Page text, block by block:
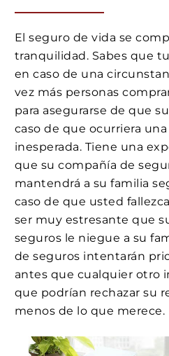
El seguro de vida se
tranquilidad. Sabes que
en caso de una
vez más personas
para asegurarse de que
caso de que ocurriera
inesperada. Tiene una
que su compañía de
mantendrá a su familia
caso de que usted
ser muy estresante que
seguros le niegue a su
de seguros intentarán
antes que cualquier otro
que podrían rechazar su
menos de lo que merece.